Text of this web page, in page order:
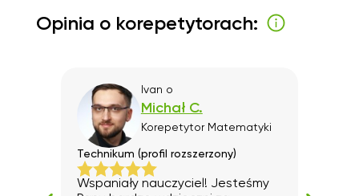
Opinia o korepetytorach:
Ivan o
Michał C.
Korepetytor Matematyki
Technikum (profil rozszerzony)
Wspaniały nauczyciel! Jesteśmy